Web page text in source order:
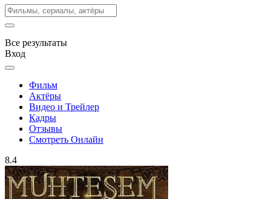
Все результаты
Вход
Фильм
Актёры
Видео и Трейлер
Кадры
Отзывы
Смотреть Онлайн
8.4